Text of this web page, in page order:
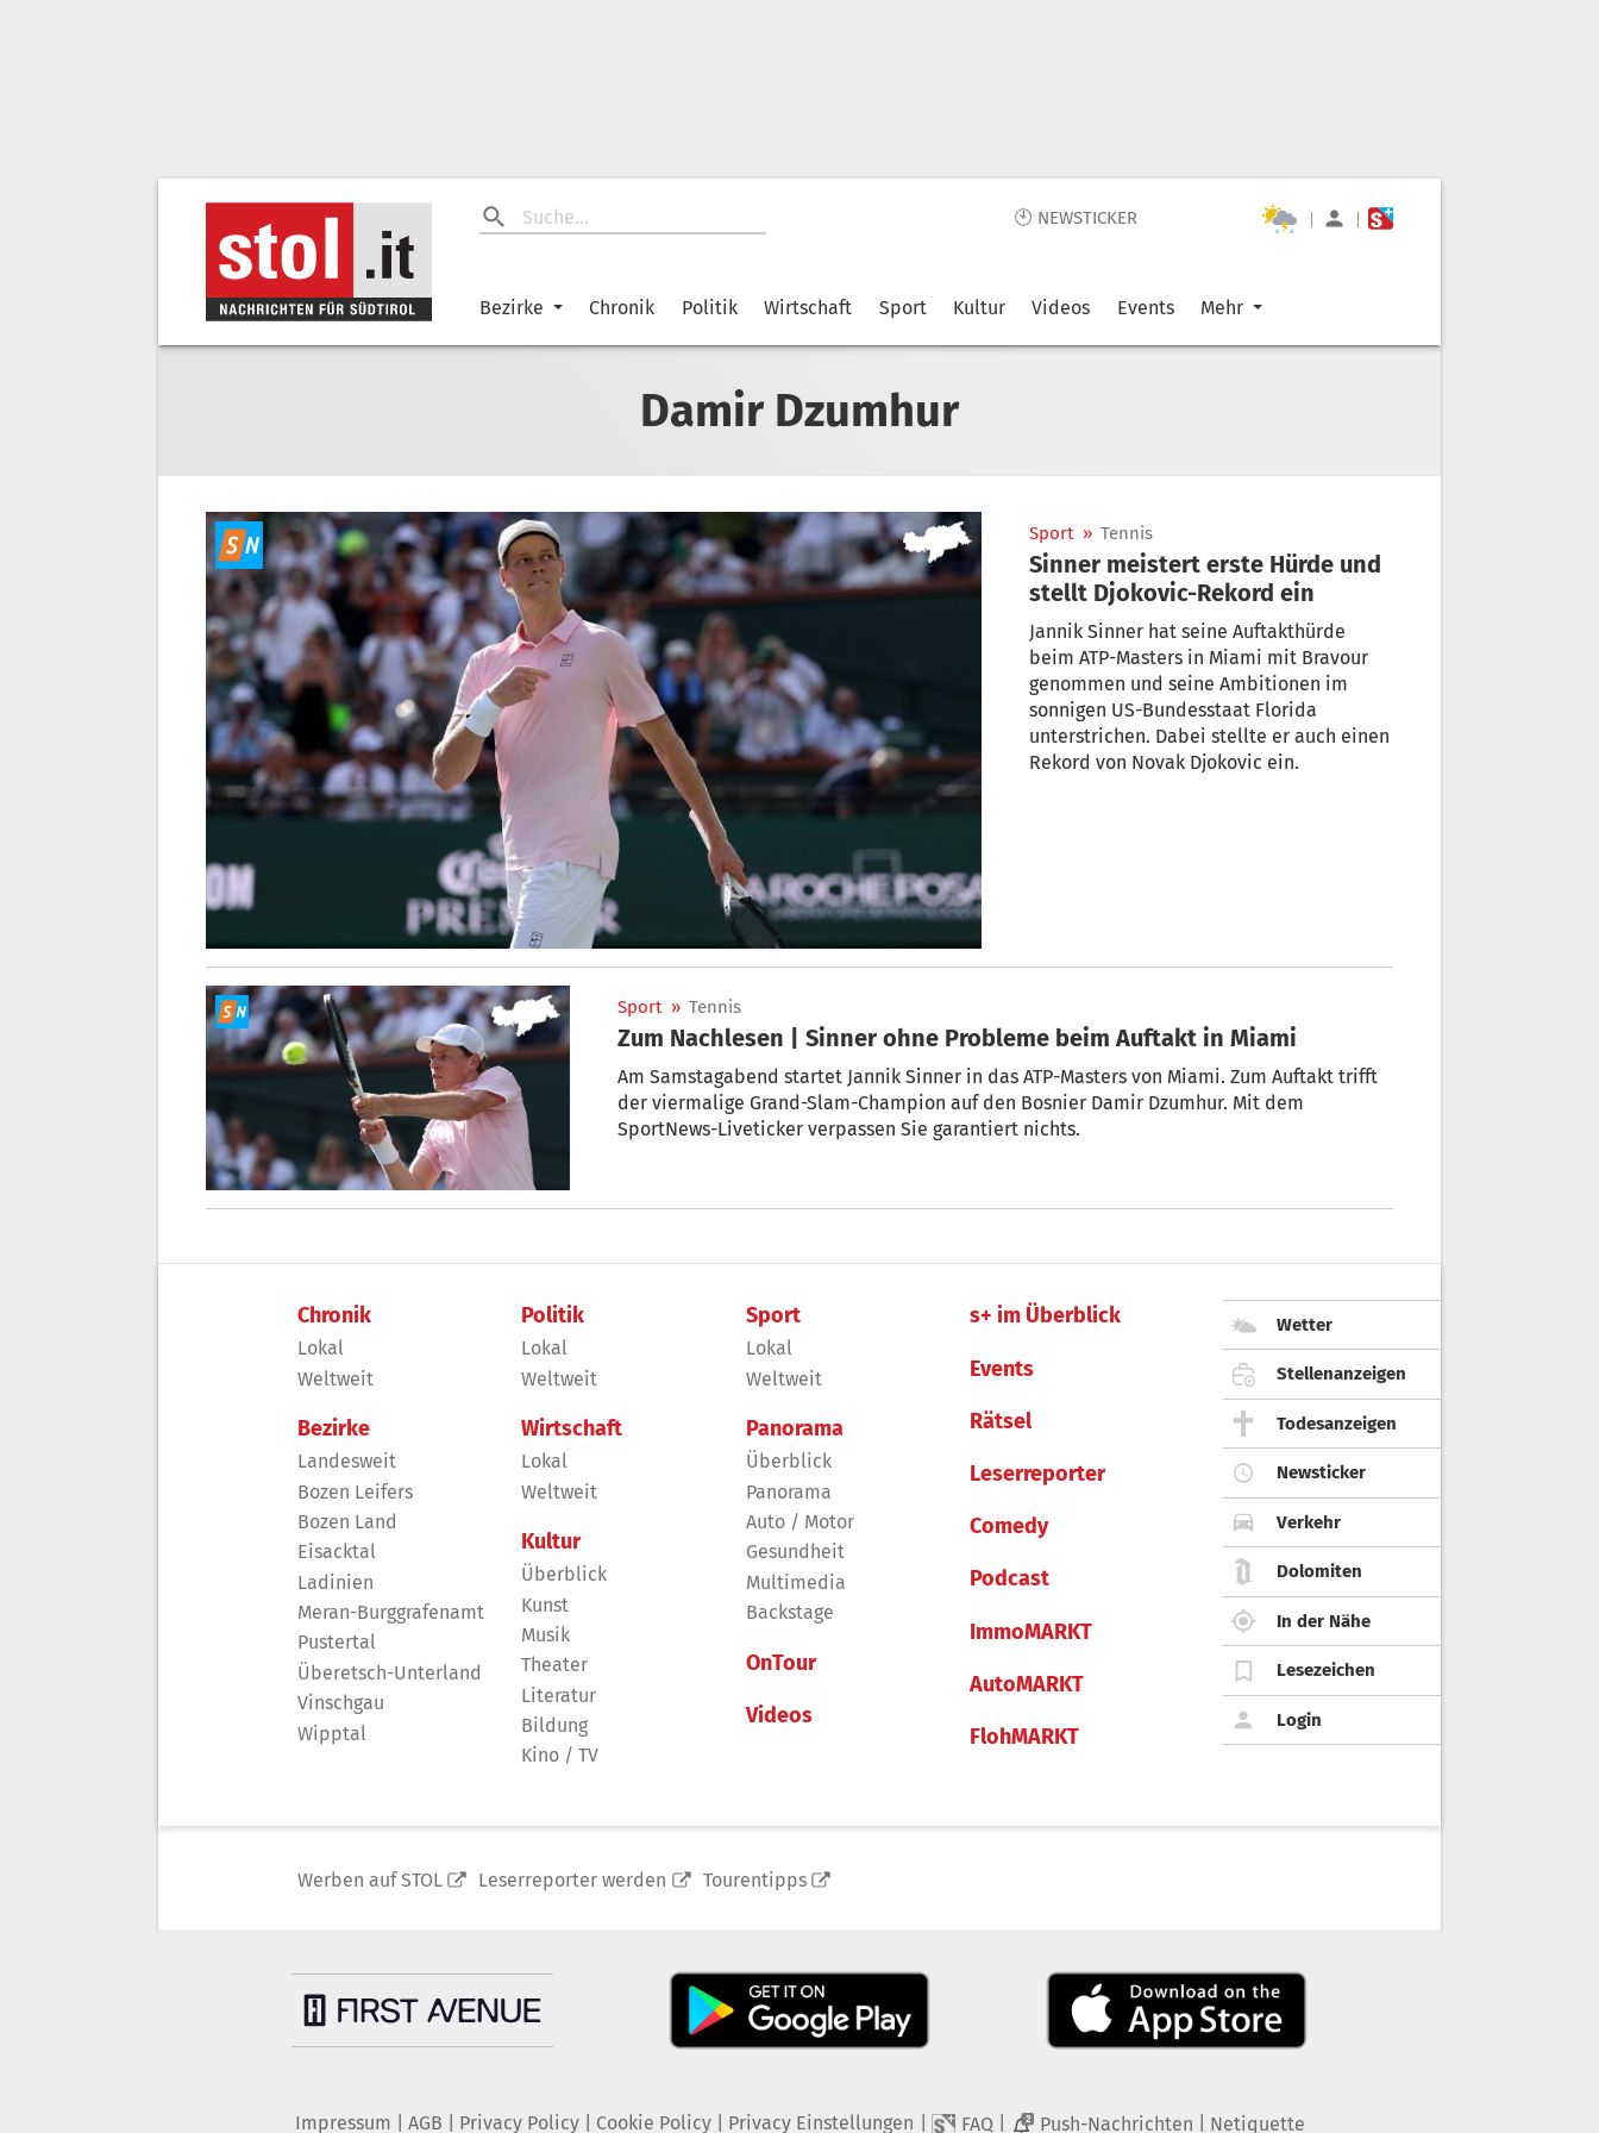
🕙 NEWSTICKER | |
Bezirke Chronik Politik Wirtschaft Sport Kultur Videos Events Mehr
Damir Dzumhur
Sport » Tennis
Sinner meistert erste Hürde und
stellt Djokovic-Rekord ein
Jannik Sinner hat seine Auftakthürde
beim ATP-Masters in Miami mit Bravour
genommen und seine Ambitionen im
sonnigen US-Bundesstaat Florida
unterstrichen. Dabei stellte er auch einen
Rekord von Novak Djokovic ein.
Sport » Tennis
Zum Nachlesen | Sinner ohne Probleme beim Auftakt in Miami
Am Samstagabend startet Jannik Sinner in das ATP-Masters von Miami. Zum Auftakt trifft
der viermalige Grand-Slam-Champion auf den Bosnier Damir Dzumhur. Mit dem
SportNews-Liveticker verpassen Sie garantiert nichts.
Chronik
Lokal
Weltweit
Bezirke
Landesweit
Bozen Leifers
Bozen Land
Eisacktal
Ladinien
Meran-Burggrafenamt
Pustertal
Überetsch-Unterland
Vinschgau
Wipptal
Politik
Lokal
Weltweit
Wirtschaft
Lokal
Weltweit
Kultur
Überblick
Kunst
Musik
Theater
Literatur
Bildung
Kino / TV
Sport
Lokal
Weltweit
Panorama
Überblick
Panorama
Auto / Motor
Gesundheit
Multimedia
Backstage
OnTour
Videos
s+ im Überblick
Events
Rätsel
Leserreporter
Comedy
Podcast
ImmoMARKT
AutoMARKT
FlohMARKT
Wetter
Stellenanzeigen
Todesanzeigen
Newsticker
Verkehr
Dolomiten
In der Nähe
Lesezeichen
Login
Werben auf STOL Leserreporter werden Tourentipps
Impressum AGB Privacy Policy| Cookie Policy| Privacy Einstellungen FAQ 2 Push-Nachrichten Netiquette